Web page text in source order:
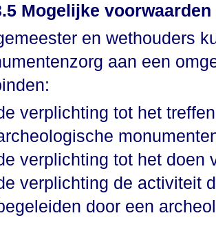
Mogelijke
en wethouders
aan een
verplichting tot het
verplichting tot het doen
verplichting de activiteit
door een